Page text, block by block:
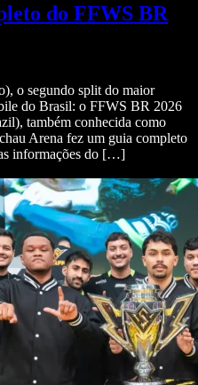
do FFWS BR
o segundo split do maior
do Brasil: o FFWS BR 2026
também conhecida como
Arena fez um guia completo
informações do […]